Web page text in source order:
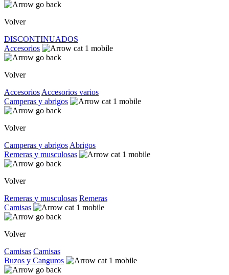
Volver
DISCONTINUADOS
Accesorios
Volver
Accesorios Accesorios varios
Camperas y abrigos
Volver
Camperas y abrigos Abrigos
Remeras y musculosas
Volver
Remeras y musculosas Remeras
Camisas
Volver
Camisas Camisas
Buzos y Canguros